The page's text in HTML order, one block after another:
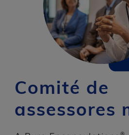
Comité de
assessores